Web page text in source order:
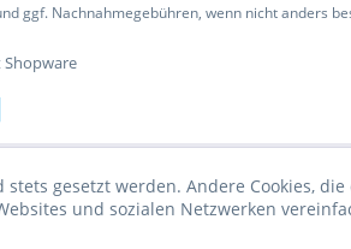
ggf. Nachnahmegebühren, wenn nicht anders
Shopware
gesetzt werden. Andere Cookies,
und sozialen Netzwerken